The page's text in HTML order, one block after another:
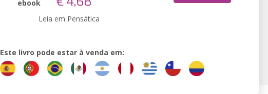
ebook
Leia em Pensática
Este livro pode estar à venda em: